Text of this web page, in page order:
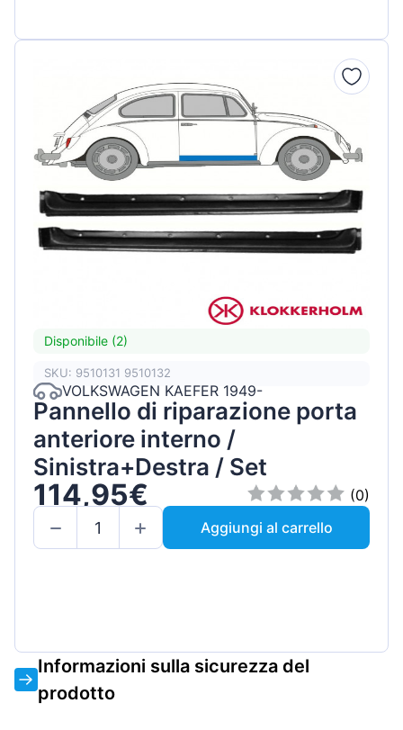
Disponibile (2)
SKU: 9510131 9510132
VOLKSWAGEN KAEFER 1949-
Pannello di riparazione porta
anteriore interno /
Sinistra+Destra / Set
114,95€
(0)
Aggiungi al carrello
Informazioni sulla sicurezza del
prodotto